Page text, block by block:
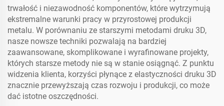
trwałość i niezawodność komponentów, które wytrzymują
ekstremalne warunki pracy w przyrostowej produkcji
metalu. W porównaniu ze starszymi metodami druku 3D,
nasze nowsze techniki pozwalają na bardziej
zaawansowane, skomplikowane i wyrafinowane projekty,
których starsze metody nie są w stanie osiągnąć. Z punktu
widzenia klienta, korzyści płynące z elastyczności druku 3D
znacznie przewyższają czas rozwoju i produkcji, co może
dać istotne oszczędności.